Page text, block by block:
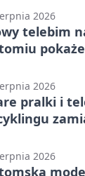
2026
telebim
2026
pralki i
2026